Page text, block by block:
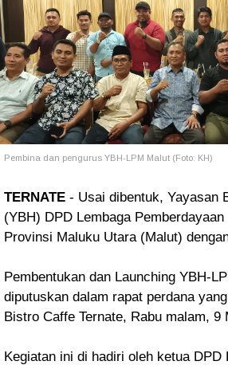
Pembina dan pengurus YBH-LPM Malut (Foto: KH)
TERNATE - Usai dibentuk, Yayasan
(YBH) DPD Lembaga
Provinsi Maluku Utara (Malut)
Pembentukan dan Launching YBH-
diputuskan dalam rapat perdana
Bistro Caffe Ternate, Rabu malam, 9
Kegiatan ini di hadiri oleh ketua DPD